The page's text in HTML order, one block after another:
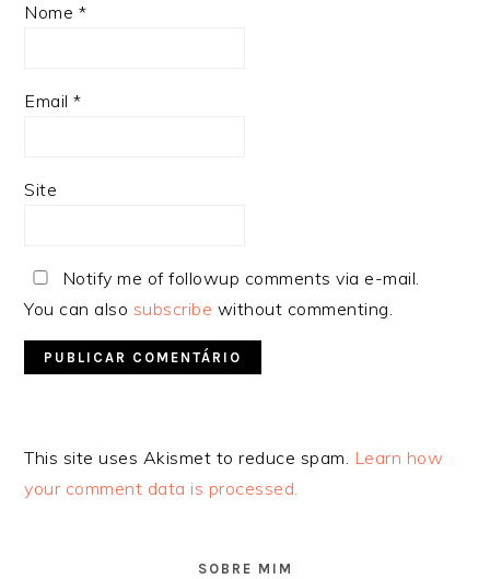
Nome *
Email*
Site
Notify me of followup comments via e-mail.
You can also subscribe without commenting.
This site uses Akismet to reduce spam. Learn how
your comment data is processed.
SOBRE MIM